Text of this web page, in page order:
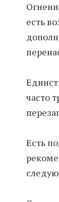
есть
часто
Есть